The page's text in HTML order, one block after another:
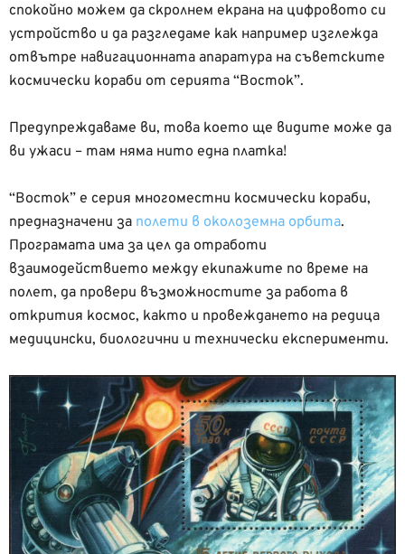
спокойно можем да скролнем екрана на цифровото си
устройство и да разгледаме как например изглежда
отвътре навигационната апаратура на съветските
космически кораби от серията “Восток”.
Предупреждаваме ви, това което ще видите може да
ви ужаси – там няма нито една платка!
“Восток” е серия многоместни космически кораби,
предназначени за полети в околоземна орбита.
Програмата има за цел да отработи
взаимодействието между екипажите по време на
полет, да провери възможностите за работа в
открития космос, както и провеждането на редица
медицински, биологични и технически експерименти.